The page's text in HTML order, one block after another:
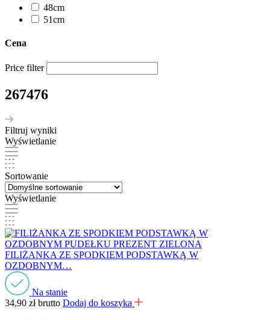
48cm
51cm
Cena
Price filter
267476
Filtruj wyniki
Wyświetlanie
Sortowanie
Wyświetlanie
FILIŻANKA ZE SPODKIEM PODSTAWKĄ W
OZDOBNYM…
Na stanie
34,90 zł brutto Dodaj do koszyka